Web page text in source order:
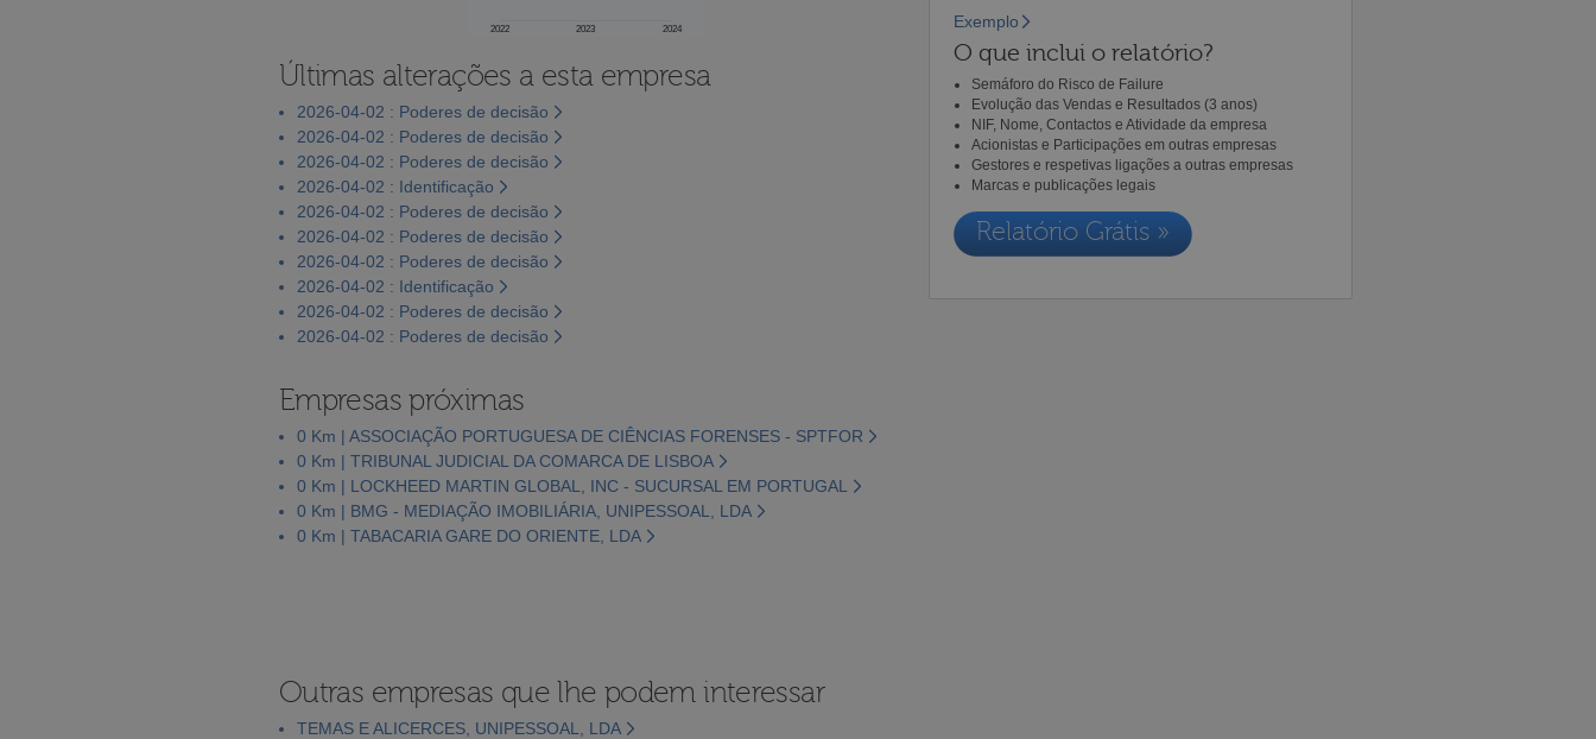
2022 2023 2024
Últimas alterações a esta empresa
2026-04-02 : Poderes de decisão
2026-04-02 : Poderes de decisão
2026-04-02 : Poderes de decisão
2026-04-02 : Identificação
2026-04-02 : Poderes de decisão
2026-04-02 : Poderes de decisão
2026-04-02 : Poderes de decisão
2026-04-02 : Identificação
2026-04-02 : Poderes de decisão
2026-04-02 : Poderes de decisão
Empresas próximas
0 Km | ASSOCIAÇÃO PORTUGUESA DE CIÊNCIAS FORENSES - SPTFOR
0 Km | TRIBUNAL JUDICIAL DA COMARCA DE LISBOA
0 Km | LOCKHEED MARTIN GLOBAL, INC - SUCURSAL EM PORTUGAL
0 Km | BMG - MEDIAÇÃO IMOBILIÁRIA, UNIPESSOAL, LDA
0 Km | TABACARIA GARE DO ORIENTE, LDA
Exemplo
O que inclui o relatório?
Semáforo do Risco de Failure
Evolução das Vendas e Resultados (3 anos)
NIF, Nome, Contactos e Atividade da empresa
Acionistas e Participações em outras empresas
Gestores e respetivas ligações a outras empresas
Marcas e publicações legais
Relatório Grátis »
Outras empresas que lhe podem interessar
TEMAS E ALICERCES, UNIPESSOAL, LDA